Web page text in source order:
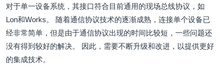
对于单一设备系统，其接口符合目前通用的现场总线协议，如
Lon和Works。 随着通信协议技术的逐渐成熟，连接单个设备已
经非常简单，但是由于通信协议出现的时间比较短，一些问题还
没有得到较好的解决。 因此，需要不断升级和改进，以提供更好
的集成技术。